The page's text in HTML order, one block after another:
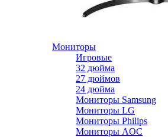
Мониторы
Игровые
32 дюйма
27 дюймов
24 дюйма
Мониторы Samsung
Мониторы LG
Мониторы Philips
Мониторы AOC